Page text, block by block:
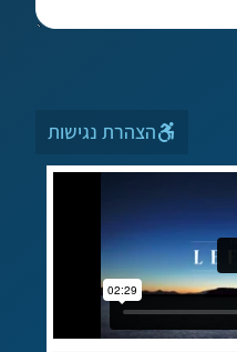
הצהרת נגישות